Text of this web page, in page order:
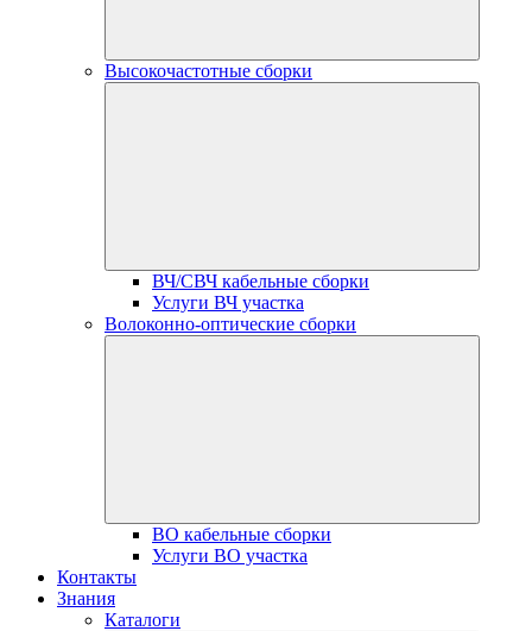
Высокочастотные сборки
ВЧ/СВЧ кабельные сборки
Услуги ВЧ участка
Волоконно-оптические сборки
ВО кабельные сборки
Услуги ВО участка
Контакты
Знания
Каталоги